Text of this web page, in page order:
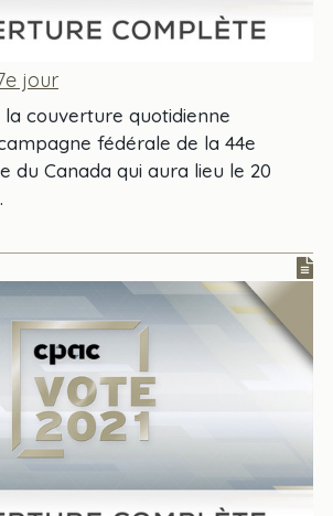
jour
la couverture quotidienne
fédérale de la 44e
du Canada qui aura lieu le 20